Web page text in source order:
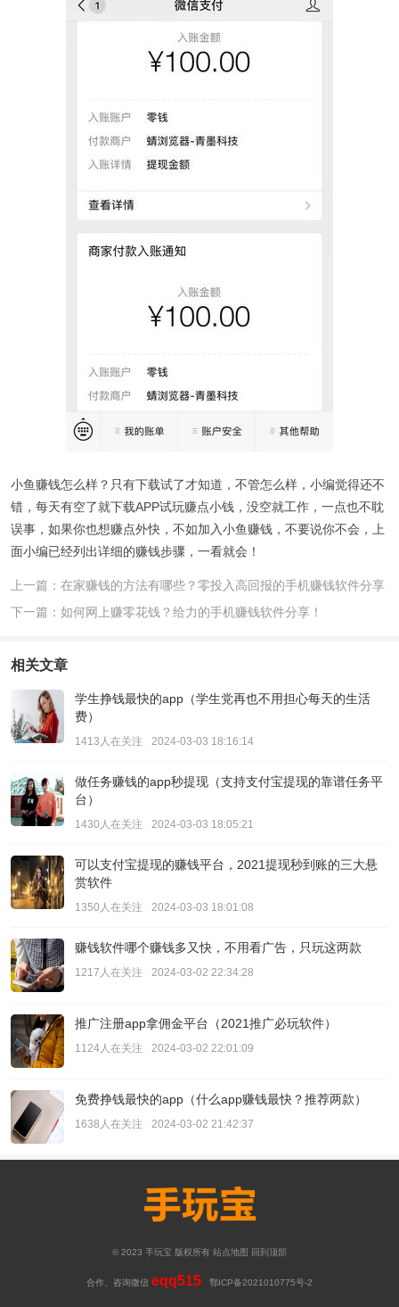
小鱼赚钱怎么样？只有下载试了才知道，不管怎么样，小编觉得还不
错，每天有空了就下载APP试玩赚点小钱，没空就工作，一点也不耽
误事，如果你也想赚点外快，不如加入小鱼赚钱，不要说你不会，上
面小编已经列出详细的赚钱步骤，一看就会！
上一篇：在家赚钱的方法有哪些？零投入高回报的手机赚钱软件分享
下一篇：如何网上赚零花钱？给力的手机赚钱软件分享！
相关文章
学生挣钱最快的app（学生党再也不用担心每天的生活
费）
1413人在关注 2024-03-03 18:16:14
做任务赚钱的app秒提现（支持支付宝提现的靠谱任务平
台）
1430人在关注 2024-03-03 18:05:21
可以支付宝提现的赚钱平台，2021提现秒到账的三大悬
赏软件
1350人在关注 2024-03-03 18:01:08
赚钱软件哪个赚钱多又快，不用看广告，只玩这两款
1217人在关注 2024-03-02 22:34:28
推广注册app拿佣金平台（2021推广必玩软件）
1124人在关注 2024-03-02 22:01:09
免费挣钱最快的app（什么app赚钱最快？推荐两款）
1638人在关注 2024-03-02 21:42:37
© 2023 手玩宝 版权所有 站点地图 回到顶部
合作、咨询微信 eqq515 鄂ICP备2021010775号-2